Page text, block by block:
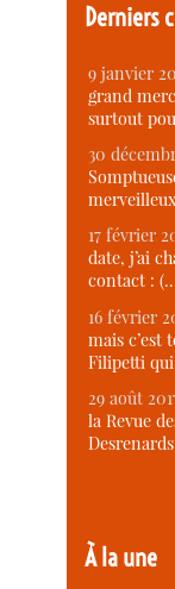
Derniers
9 janvier
grand
surtout
30
17 février
date, j’ai
contact :
16 février
mais c’est
Filipetti
29 août
la Revue
À la une